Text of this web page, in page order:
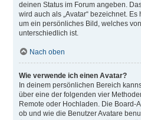
deinen Status im Forum angeben.
wird auch als „Avatar“ bezeichnet.
um ein persönliches Bild, welches
unterschiedlich ist.
Nach oben
Wie verwende ich einen Avatar?
In deinem persönlichen Bereich
über eine der folgenden vier
Remote oder Hochladen. Die Board-
ob und wie die Benutzer Avatare